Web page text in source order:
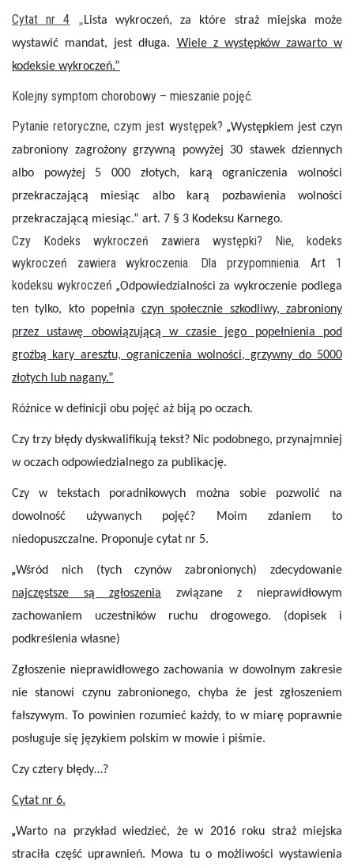
Cytat nr 4 „Lista wykroczeń, za które straż miejska może
wystawić mandat, jest długa. Wiele z występków zawarto w
kodeksie wykroczeń.”
Kolejny symptom chorobowy – mieszanie pojęć.
Pytanie retoryczne, czym jest występek? „Występkiem jest czyn
zabroniony zagrożony grzywną powyżej 30 stawek dziennych
albo powyżej 5 000 złotych, karą ograniczenia wolności
przekraczającą miesiąc albo karą pozbawienia wolności
przekraczającą miesiąc.” art. 7 § 3 Kodeksu Karnego.
Czy Kodeks wykroczeń zawiera występki? Nie, kodeks
wykroczeń zawiera wykroczenia. Dla przypomnienia. Art 1
kodeksu wykroczeń „Odpowiedzialności za wykroczenie podlega
ten tylko, kto popełniaczyn społecznie szkodliwy, zabroniony
przez ustawę obowiązującą w czasie jego popełnienia pod
groźbą kary aresztu, ograniczenia wolności, grzywny do 5000
złotych lub nagany.”
Różnice w definicji obu pojęć aż biją po oczach.
Czy trzy błędy dyskwalifikują tekst? Nic podobnego, przynajmniej
w oczach odpowiedzialnego za publikację.
Czy w tekstach poradnikowych można sobie pozwolić na
dowolność używanych pojęć? Moim zdaniem to
niedopuszczalne. Proponuje cytat nr 5.
„Wśród nich (tych czynów zabronionych) zdecydowanie
najczęstsze są zgłoszenia związane z nieprawidłowym
zachowaniem uczestników ruchu drogowego. (dopisek i
podkreślenia własne)
Zgłoszenie nieprawidłowego zachowania w dowolnym zakresie
nie stanowi czynu zabronionego, chyba że jest zgłoszeniem
fałszywym. To powinien rozumieć każdy, to w miarę poprawnie
posługuje się językiem polskim w mowie i piśmie.
Czy cztery błędy…?
Cytat nr 6.
„Warto na przykład wiedzieć, że w 2016 roku straż miejska
straciła część uprawnień. Mowa tu o możliwości wystawienia